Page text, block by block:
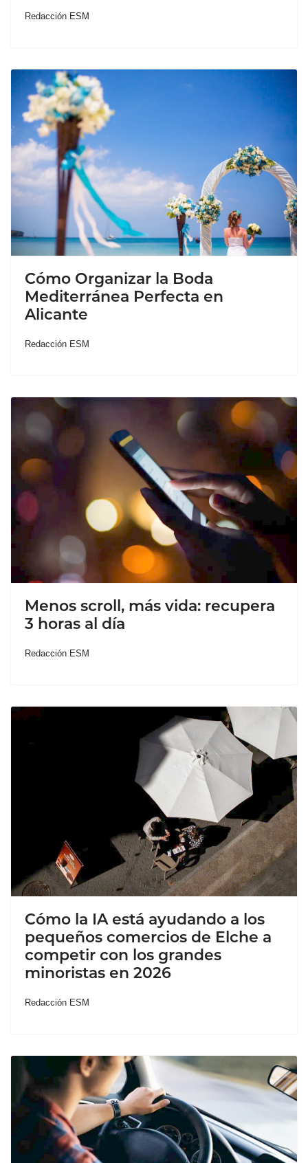
Redacción ESM
Cómo Organizar la Boda
Mediterránea Perfecta en
Alicante
Redacción ESM
Menos scroll, más vida: recupera
3 horas al día
Redacción ESM
Cómo la IA está ayudando a los
pequeños comercios de Elche a
competir con los grandes
minoristas en 2026
Redacción ESM